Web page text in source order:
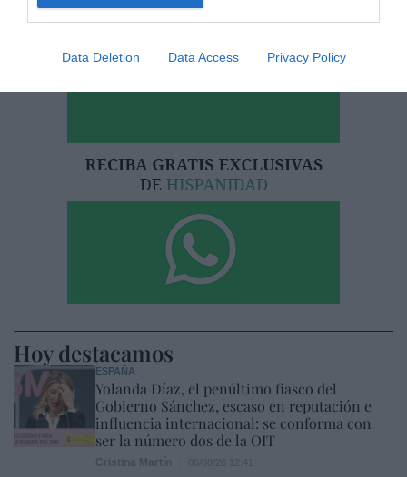
Data Deletion Data Access Privacy Policy
He leído y acepto lascondiciones legales
Hoy destacamos
ESPAÑA
Yolanda Díaz, el penúltimo fiasco del
Gobierno Sánchez, escaso en reputación e
influencia internacional: se conforma con
ser la número dos de la OIT